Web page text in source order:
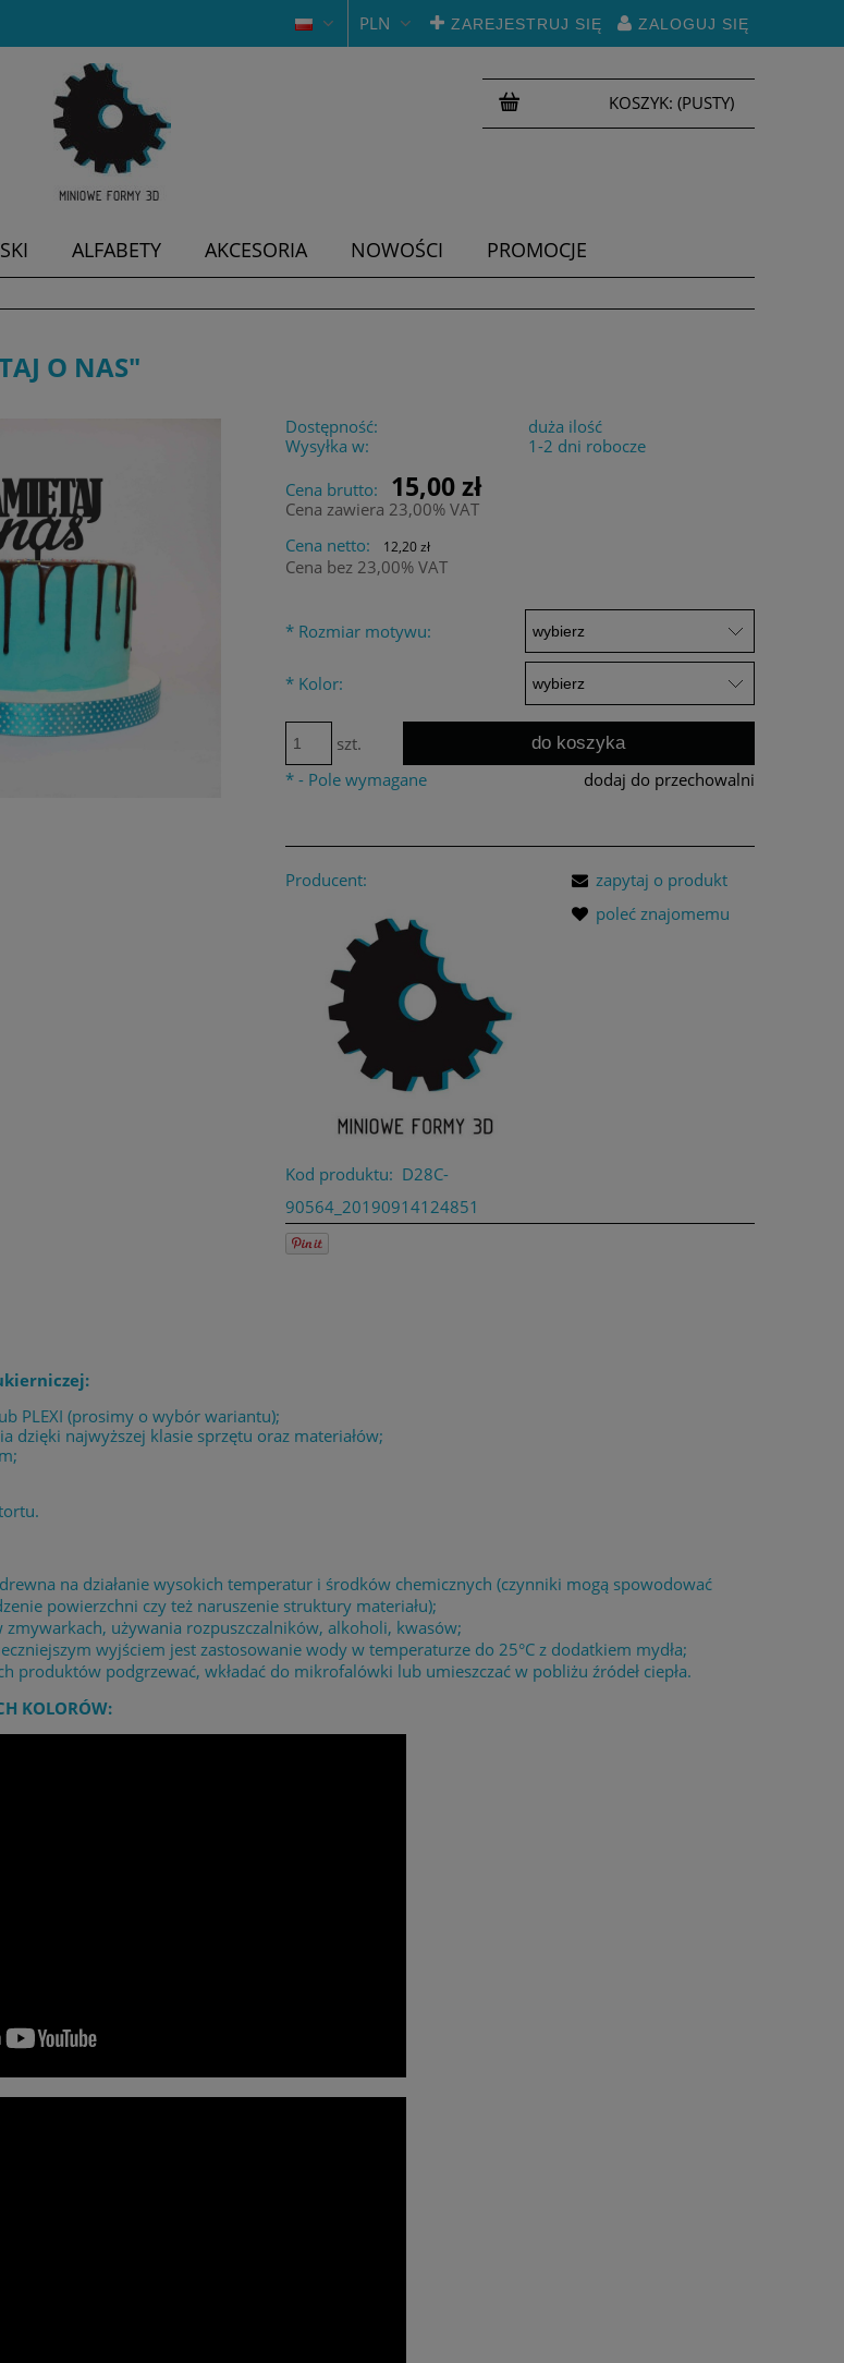
ZAREJESTRUJ SIĘ ZALOGUJ SIĘ
PLN
KOSZYK: (PUSTY)
ALFABETY AKCESORIA NOWOŚCI
PROMOCJE
O NAS"
Dostępność:
duża ilość
Wysyłka w:
1-2 dni robocze
Cena brutto:
15,00 zł
Cena zawiera 23,00% VAT
Cena netto:
12,20 zł
Cena bez 23,00% VAT
* Rozmiar motywu:
* Kolor:
szt.
do koszyka
dodaj do przechowalni
* - Pole wymagane
Producent:
Kod produktu: D28C-
90564_20190914124851
zapytaj o produkt
poleć znajomemu
PLEXI (prosimy o wybór wariantu);
dzięki najwyższej klasie sprzętu oraz materiałów;
na działanie wysokich temperatur i środków chemicznych (czynniki mogą spowodować
powierzchni czy też naruszenie struktury materiału);
zmywarkach, używania rozpuszczalników, alkoholi, kwasów;
wyjściem jest zastosowanie wody w temperaturze do 25°C z dodatkiem mydła;
produktów podgrzewać, wkładać do mikrofalówki lub umieszczać w pobliżu źródeł ciepła.
KOLORÓW: